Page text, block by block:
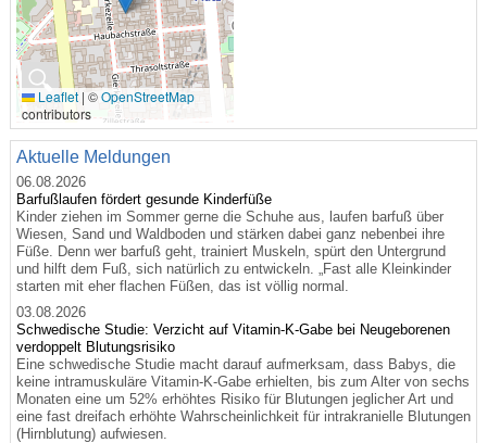
🔍
Leaflet | ©OpenStreetMap
contributors
Aktuelle Meldungen
06.08.2026
Barfußlaufen fördert gesunde Kinderfüße
Kinder ziehen im Sommer gerne die Schuhe aus, laufen barfuß über
Wiesen, Sand und Waldboden und stärken dabei ganz nebenbei ihre
Füße. Denn wer barfuß geht, trainiert Muskeln, spürt den Untergrund
und hilft dem Fuß, sich natürlich zu entwickeln. „Fast alle Kleinkinder
starten mit eher flachen Füßen, das ist völlig normal.
03.08.2026
Schwedische Studie: Verzicht auf Vitamin-K-Gabe bei Neugeborenen
verdoppelt Blutungsrisiko
Eine schwedische Studie macht darauf aufmerksam, dass Babys, die
keine intramuskuläre Vitamin-K-Gabe erhielten, bis zum Alter von sechs
Monaten eine um 52% erhöhtes Risiko für Blutungen jeglicher Art und
eine fast dreifach erhöhte Wahrscheinlichkeit für intrakranielle Blutungen
(Hirnblutung) aufwiesen.